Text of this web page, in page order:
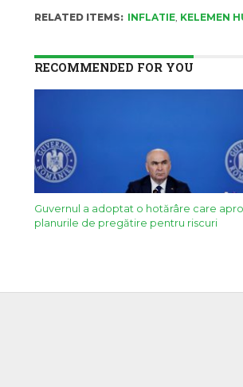
RELATED ITEMS: INFLATIE, KELEMEN
RECOMMENDED FOR YOU
Guvernul a adoptat o hotărâre care
planurile de pregătire pentru riscuri